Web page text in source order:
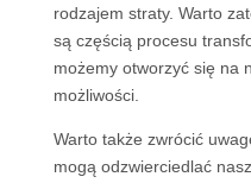
rodzajem straty. Warto
są częścią procesu
możemy otworzyć się na
możliwości.
Warto także zwrócić
mogą odzwierciedlać